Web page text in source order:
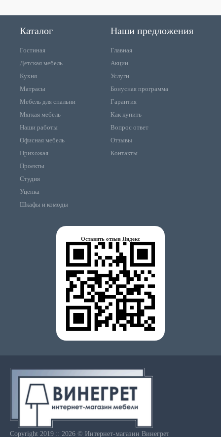
Каталог
Гостиная
Детская мебель
Кухня
Матрасы
Мебель для спальни
Мягкая мебель
Наши работы
Офисная мебель
Прихожая
Проекты
Студия
Уценка
Шкафы и комоды
Наши предложения
Главная
Акции
Услуги
Бонусная программа
Гарантия
Как купить
Вопрос ответ
Отзывы
Контакты
Оставить отзыв Яндекс
Copyright 2019 :: 2026 © Интернет-магазин Винегрет